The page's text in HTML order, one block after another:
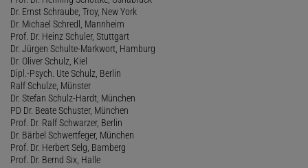
Dr. Ernst Schraube, Troy, New York
Dr. Michael Schredl, Mannheim
Prof. Dr. Heinz Schuler, Stuttgart
Dr. Jürgen Schulte-Markwort, Hamburg
Dr. Oliver Schulz, Kiel
Dipl.-Psych. Ute Schulz, Berlin
Ralf Schulze, Münster
Dr. Stefan Schulz-Hardt, München
PD Dr. Beate Schuster, München
Prof. Dr. Ralf Schwarzer, Berlin
Dr. Bärbel Schwertfeger, München
Prof. Dr. Herbert Selg, Bamberg
Prof. Dr. Bernd Six, Halle